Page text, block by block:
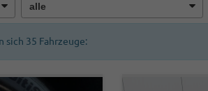
sich 35 Fahrzeuge: